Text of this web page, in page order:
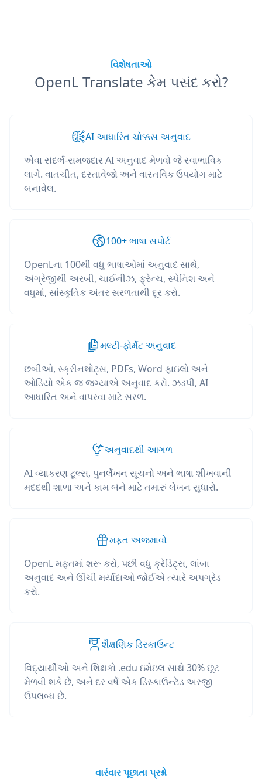
વિશેષતાઓ
OpenL Translate કેમ પસંદ કરો?
AI આધારિત ચોક્કસ અનુવાદ
એવા સંદર્ભ-સમજદાર AI અનુવાદ મેળવો જે સ્વાભાવિક
લાગે. વાતચીત, દસ્તાવેજો અને વાસ્તવિક ઉપયોગ માટે
બનાવેલ.
100+ ભાષા સપોર્ટ
OpenLના 100થી વધુ ભાષાઓમાં અનુવાદ સાથે,
અંગ્રેજીથી અરબી, ચાઈનીઝ, ફ્રેન્ચ, સ્પેનિશ અને
વધુમાં, સાંસ્કૃતિક અંતર સરળતાથી દૂર કરો.
મલ્ટી-ફોર્મેટ અનુવાદ
છબીઓ, સ્ક્રીનશોટ્સ, PDFs, Word ફાઇલો અને
ઓડિયો એક જ જગ્યાએ અનુવાદ કરો. ઝડપી, AI
આધારિત અને વાપરવા માટે સરળ.
અનુવાદથી આગળ
AI વ્યાકરણ ટૂલ્સ, પુનર્લેખન સૂચનો અને ભાષા શીખવાની
મદદથી શાળા અને કામ બંને માટે તમારું લેખન સુધારો.
મફત અજમાવો
OpenL મફતમાં શરૂ કરો, પછી વધુ ક્રેડિટ્સ, લાંબા
અનુવાદ અને ઊંચી મર્યાદાઓ જોઈએ ત્યારે અપગ્રેડ
કરો.
શૈક્ષણિક ડિસ્કાઉન્ટ
વિદ્યાર્થીઓ અને શિક્ષકો .edu ઇમેઇલ સાથે 30% છૂટ
મેળવી શકે છે, અને દર વર્ષે એક ડિસ્કાઉન્ટેડ અરજી
ઉપલબ્ધ છે.
વારંવાર પૂછાતા પ્રશ્નો